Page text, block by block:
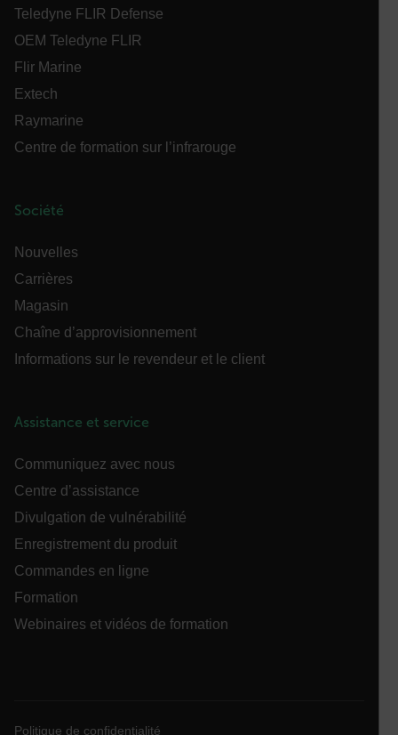
Teledyne FLIR Defense
OEM Teledyne FLIR
Flir Marine
Extech
Raymarine
Centre de formation sur l’infrarouge
Société
Nouvelles
Carrières
Magasin
Chaîne d’approvisionnement
Informations sur le revendeur et le client
Assistance et service
Communiquez avec nous
Centre d’assistance
Divulgation de vulnérabilité
Enregistrement du produit
Commandes en ligne
Formation
Webinaires et vidéos de formation
Politique de confidentialité
customer_id
ARRAffinitySameSite
tdfdomain
.AspNetCore.Antiforgery.VyLW6ORzMgk